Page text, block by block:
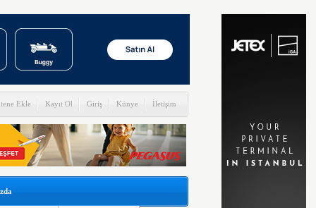
Ekle Kayıt Ol Giriş Künye İletişim